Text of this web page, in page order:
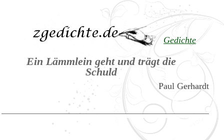
Gedichte
Ein Lämmlein geht und trägt die
Schuld
Paul Gerhardt